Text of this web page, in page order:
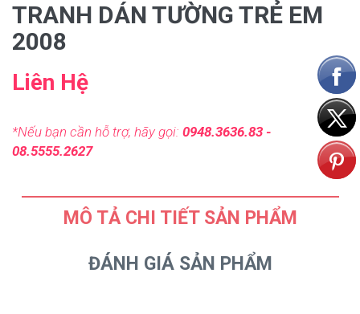
TRANH DÁN TƯỜNG TRẺ EM
2008
Liên Hệ
*Nếu bạn cần hỗ trợ, hãy gọi: 0948.3636.83 -
08.5555.2627
MÔ TẢ CHI TIẾT SẢN PHẨM
ĐÁNH GIÁ SẢN PHẨM